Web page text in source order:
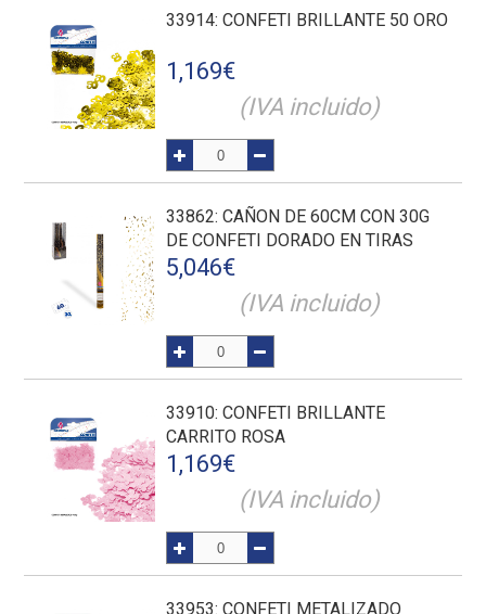
33914: CONFETI BRILLANTE 50 ORO
1,169€
(IVA incluido)
33862: CAÑON DE 60CM CON 30G
DE CONFETI DORADO EN TIRAS
5,046€
(IVA incluido)
33910: CONFETI BRILLANTE
CARRITO ROSA
1,169€
(IVA incluido)
33953: CONFETI METALIZADO